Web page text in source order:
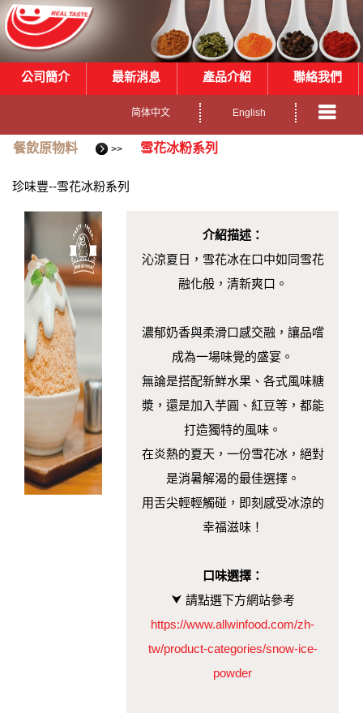
公司簡介 最新消息 產品介紹 聯絡我們
简体中文 English
餐飲原物料 >> 雪花冰粉系列
珍味豐--雪花冰粉系列
介紹描述：
沁涼夏日，雪花冰在口中如同雪花
融化般，清新爽口。
濃郁奶香與柔滑口感交融，讓品嚐
成為一場味覺的盛宴。
無論是搭配新鮮水果、各式風味糖
漿，還是加入芋圓、紅豆等，都能
打造獨特的風味。
在炎熱的夏天，一份雪花冰，絕對
是消暑解渴的最佳選擇。
用舌尖輕輕觸碰，即刻感受冰涼的
幸福滋味！
口味選擇：
⮟ 請點選下方網站參考
https://www.allwinfood.com/zh-
tw/product-categories/snow-ice-
powder